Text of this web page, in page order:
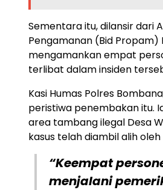
Sementara itu, dilansir dari
Pengamanan (Bid Propam)
mengamankan empat
terlibat dalam insiden
Kasi Humas Polres
peristiwa penembakan itu.
area tambang ilegal Desa
kasus telah diambil alih oleh
“Keempat
menjalani